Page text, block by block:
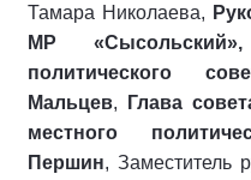
Тамара Николаева,
МР
политического
Мальцев,
Глава
местного
Першин, Заместитель